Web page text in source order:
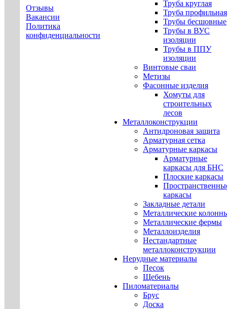
Отзывы
Вакансии
Политика
конфиденциальности
Труба круглая
Труба профильная
Трубы бесшовные
Трубы в ВУС
изоляции
Трубы в ППУ
изоляции
Винтовые сваи
Метизы
Фасонные изделия
Хомуты для
строительных
лесов
Металлоконструкции
Антидроновая защита
Арматурная сетка
Арматурные каркасы
Арматурные
каркасы для БНС
Плоские каркасы
каркасы
Закладные детали
Металлические
Металлические фермы
Металлоизделия
Нестандартные
металлоконструкции
Нерудные материалы
Песок
Щебень
Пиломатериалы
Брус
Доска